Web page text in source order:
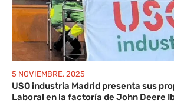
5 NOVIEMBRE, 2025
USO industria Madrid presenta sus
Laboral en la factoría de John Deere